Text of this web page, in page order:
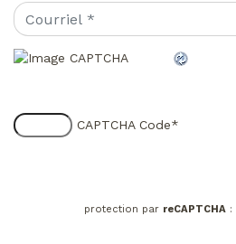
CAPTCHA Code*
protection par reCAPTCHA :